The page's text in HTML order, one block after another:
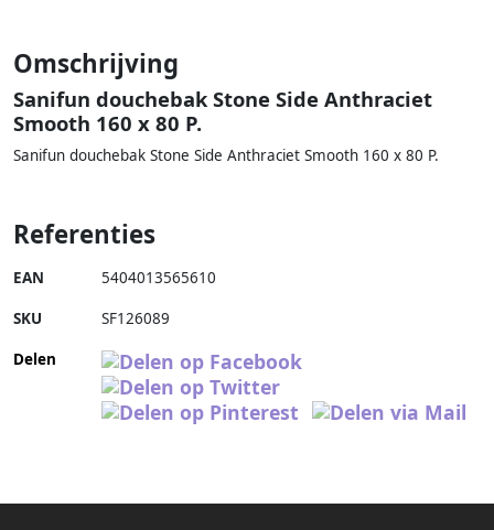
Omschrijving
Sanifun douchebak Stone Side Anthraciet
Smooth 160 x 80 P.
Sanifun douchebak Stone Side Anthraciet Smooth 160 x 80 P.
Referenties
EAN 5404013565610
SKU SF126089
Delen